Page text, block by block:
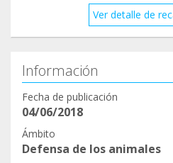
Ver detalle de
Información
Fecha de publicación
04/06/2018
Ámbito
Defensa de los animales